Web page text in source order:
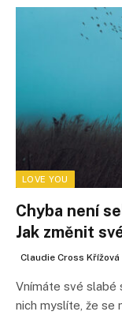
LOVE YOU
Chyba není
Jak změnit
Claudie Cross Křížová
Vnímáte své slabé
nich myslíte, že se